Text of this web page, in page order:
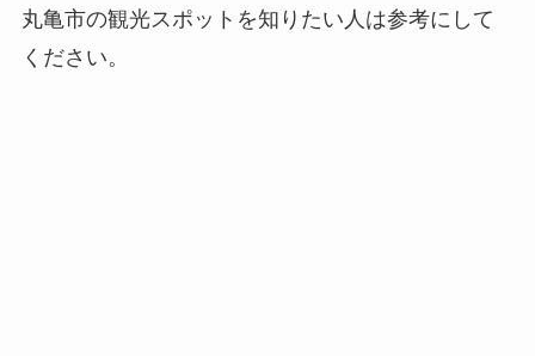
丸亀市の観光スポットを知りたい人は参考にして
ください。